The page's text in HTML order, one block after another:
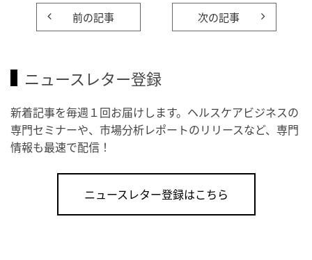
前の記事 次の記事
ニュースレター登録
新着記事を毎週１回お届けします。ヘルスケアビジネスの
専門セミナーや、市場分析レポートのリリースなど、専門
情報も最速で配信！
ニュースレター登録はこちら